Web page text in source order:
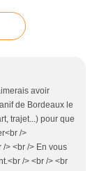
avoir
de Bordeaux le
trajet...) pour que
/>
/> <br /> En vous
/> <br /> <br